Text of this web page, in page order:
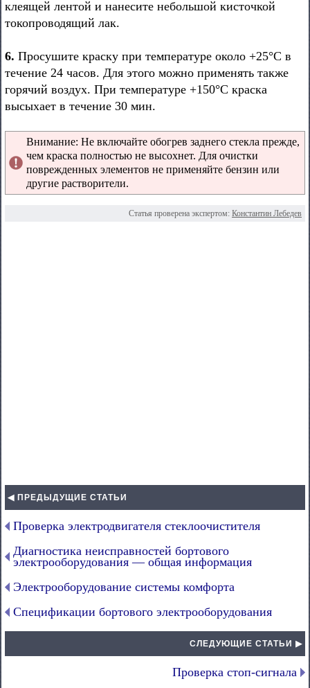
клеящей лентой и нанесите небольшой кисточкой
токопроводящий лак.
6. Просушите краску при температуре около +25°С в
течение 24 часов. Для этого можно применять также
горячий воздух. При температуре +150°С краска
высыхает в течение 30 мин.
Внимание: Не включайте обогрев заднего стекла прежде,
чем краска полностью не высохнет. Для очистки
поврежденных элементов не применяйте бензин или
другие растворители.
Статья проверена экспертом: Константин Лебедев
◀ ПРЕДЫДУЩИЕ СТАТЬИ
Проверка электродвигателя стеклоочистителя
Диагностика неисправностей бортового
электрооборудования — общая информация
Электрооборудование системы комфорта
Спецификации бортового электрооборудования
СЛЕДУЮЩИЕ СТАТЬИ ▶
Проверка стоп-сигнала